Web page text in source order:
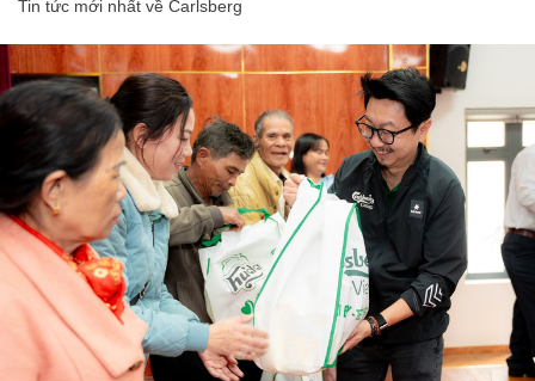
Tin tức mới nhất về Carlsberg